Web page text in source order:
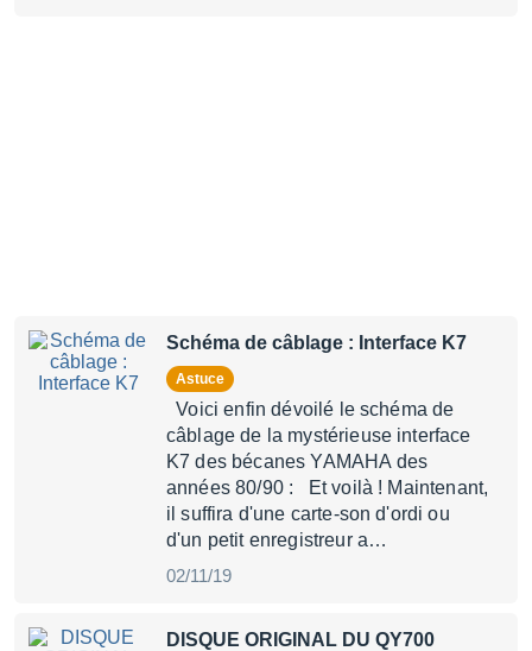
Schéma de câblage : Interface K7
Astuce
Voici enfin dévoilé le schéma de
câblage de la mystérieuse interface
K7 des bécanes YAMAHA des
années 80/90 : Et voilà ! Maintenant,
il suffira d'une carte-son d'ordi ou
d'un petit enregistreur a…
02/11/19
DISQUE ORIGINAL DU QY700